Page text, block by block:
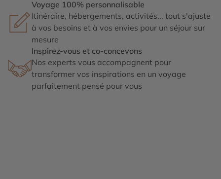
Voyage 100% personnalisable
Itinéraire, hébergements, activités... tout s'ajuste
à vos besoins et à vos envies pour un séjour sur
mesure
Inspirez-vous et co-concevons
Nos experts vous accompagnent pour
transformer vos inspirations en un voyage
parfaitement pensé pour vous